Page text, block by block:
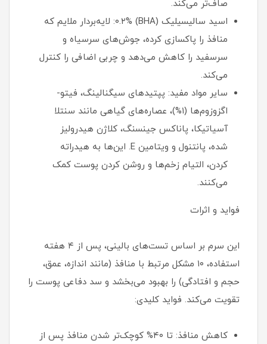
صاف‌تر می‌کند.
اسید سالیسیلیک (BHA) ۰.۲%: لایه‌بردار ملایم که
منافذ را پاکسازی کرده، جوش‌های سرسیاه و
سرسفید را کاهش می‌دهد و چربی اضافی را کنترل
می‌کند.
سایر مواد مفید: پپتیدهای سیگنالینگ، فیتو-
اگزوزوم‌ها (۱%)، عصاره‌های گیاهی مانند سنتلا
آسیاتیکا، پاناکس جینسنگ، کلاژن هیدرولیز
شده، پانتنول و ویتامین E. این‌ها به هیدراته
کردن، التیام زخم‌ها و روشن کردن پوست کمک
می‌کنند.
فواید و اثرات
این سرم بر اساس تست‌های بالینی، پس از ۴ هفته
استفاده، ۱۰ مشکل مرتبط با منافذ (مانند اندازه، عمق،
حجم و افتادگی) را بهبود می‌بخشد و سد دفاعی پوست را
تقویت می‌کند. فواید کلیدی:
کاهش منافذ: تا ۴۰% کوچک‌تر شدن منافذ پس از